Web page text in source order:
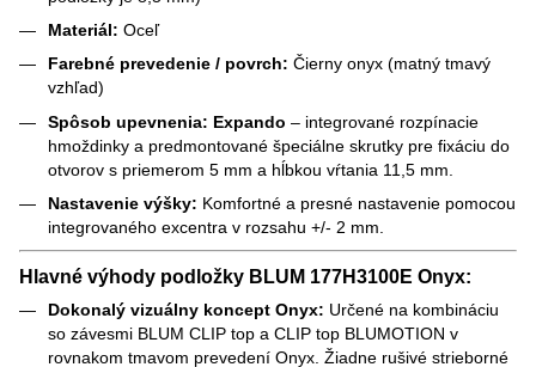
Materiál: Oceľ
Farebné prevedenie / povrch: Čierny onyx (matný tmavý
vzhľad)
Spôsob upevnenia: Expando – integrované rozpínacie
hmoždinky a predmontované špeciálne skrutky pre fixáciu do
otvorov s priemerom 5 mm a hĺbkou vŕtania 11,5 mm.
Nastavenie výšky: Komfortné a presné nastavenie pomocou
integrovaného excentra v rozsahu +/- 2 mm.
Hlavné výhody podložky BLUM 177H3100E Onyx:
Dokonalý vizuálny koncept Onyx: Určené na kombináciu
so závesmi BLUM CLIP top a CLIP top BLUMOTION v
rovnakom tmavom prevedení Onyx. Žiadne rušivé strieborné